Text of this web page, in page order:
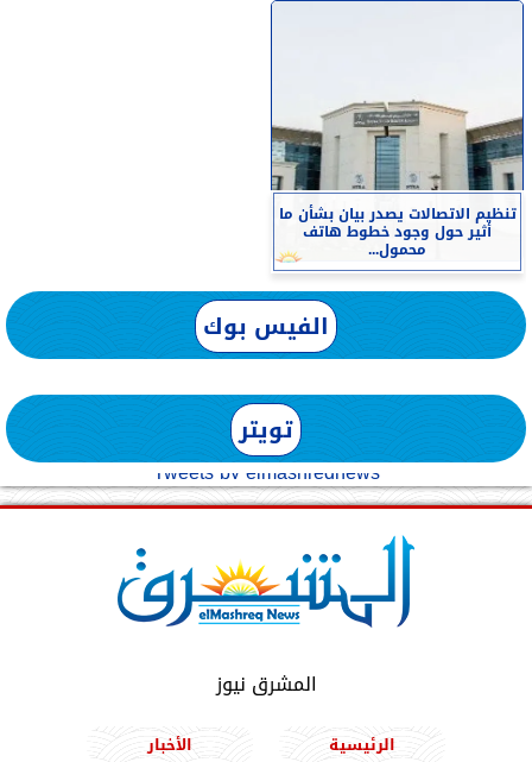
تنظيم الاتصالات يصدر بيان بشأن ما
أثير حول وجود خطوط هاتف
محمول...
الفيس بوك
تويتر
Tweets by elmashreqnews
المشرق نيوز
الرئيسية الأخبار